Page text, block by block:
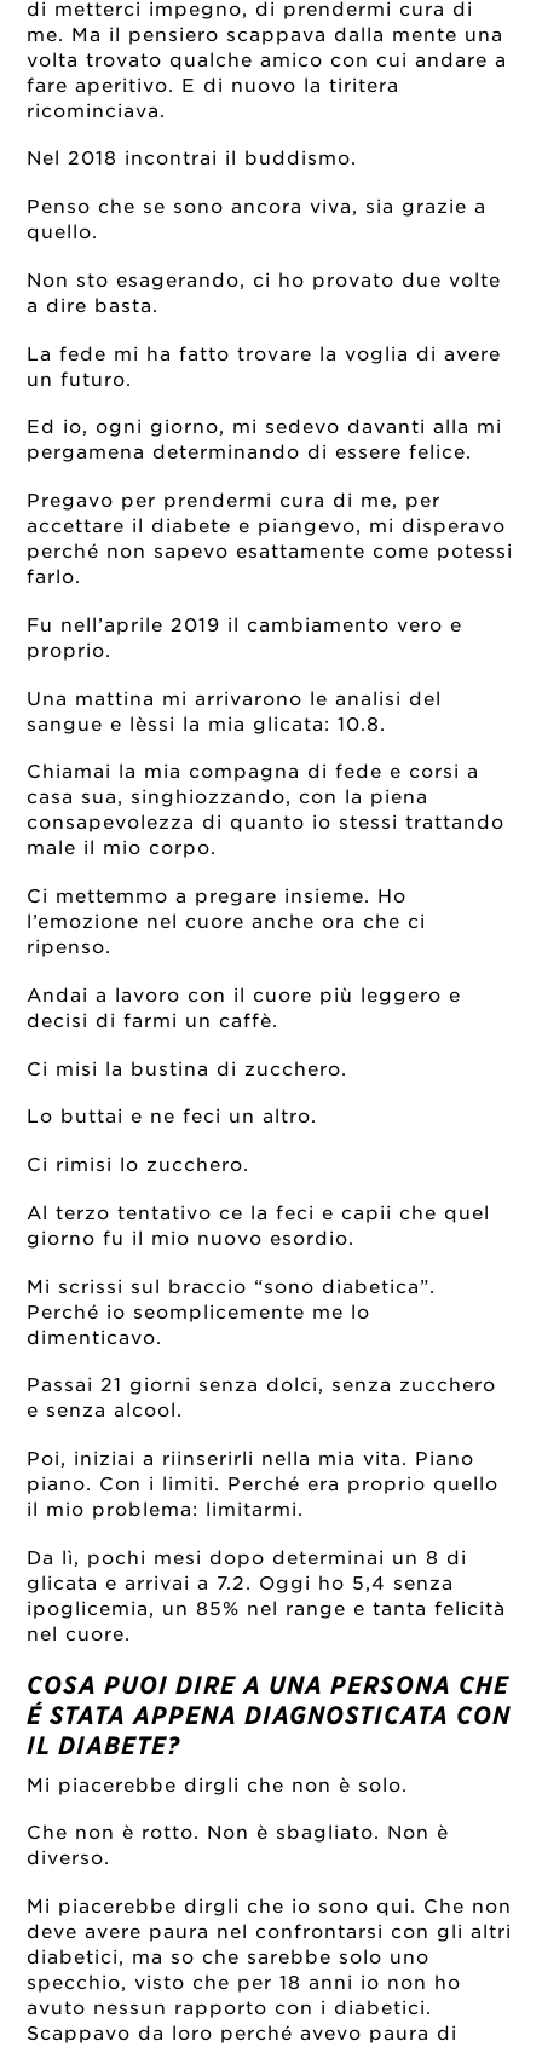
di metterci impegno, di prendermi cura di
me. Ma il pensiero scappava dalla mente una
volta trovato qualche amico con cui andare a
fare aperitivo. E di nuovo la tiritera
ricominciava.
Nel 2018 incontrai il buddismo.
Penso che se sono ancora viva, sia grazie a
quello.
Non sto esagerando, ci ho provato due volte
a dire basta.
La fede mi ha fatto trovare la voglia di avere
un futuro.
Ed io, ogni giorno, mi sedevo davanti alla mi
pergamena determinando di essere felice.
Pregavo per prendermi cura di me, per
accettare il diabete e piangevo, mi disperavo
perché non sapevo esattamente come potessi
farlo.
Fu nell’aprile 2019 il cambiamento vero e
proprio.
Una mattina mi arrivarono le analisi del
sangue e lèssi la mia glicata: 10.8.
Chiamai la mia compagna di fede e corsi a
casa sua, singhiozzando, con la piena
consapevolezza di quanto io stessi trattando
male il mio corpo.
Ci mettemmo a pregare insieme. Ho
l’emozione nel cuore anche ora che ci
ripenso.
Andai a lavoro con il cuore più leggero e
decisi di farmi un caffè.
Ci misi la bustina di zucchero.
Lo buttai e ne feci un altro.
Ci rimisi lo zucchero.
Al terzo tentativo ce la feci e capii che quel
giorno fu il mio nuovo esordio.
Mi scrissi sul braccio “sono diabetica”.
Perché io seomplicemente me lo
dimenticavo.
Passai 21 giorni senza dolci, senza zucchero
e senza alcool.
Poi, iniziai a riinserirli nella mia vita. Piano
piano. Con i limiti. Perché era proprio quello
il mio problema: limitarmi.
Da lì, pochi mesi dopo determinai un 8 di
glicata e arrivai a 7.2. Oggi ho 5,4 senza
ipoglicemia, un 85% nel range e tanta felicità
nel cuore.
COSA PUOI DIRE A UNA PERSONA CHE
É STATA APPENA DIAGNOSTICATA CON
IL DIABETE?
Mi piacerebbe dirgli che non è solo.
Che non è rotto. Non è sbagliato. Non è
diverso.
Mi piacerebbe dirgli che io sono qui. Che non
deve avere paura nel confrontarsi con gli altri
diabetici, ma so che sarebbe solo uno
specchio, visto che per 18 anni io non ho
avuto nessun rapporto con i diabetici.
Scappavo da loro perché avevo paura di